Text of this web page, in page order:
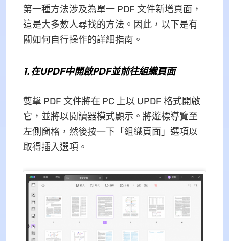
第一種方法涉及為單一 PDF 文件新增頁面，
這是大多數人尋找的方法。因此，以下是有
關如何自行操作的詳細指南。
1. 在UPDF中開啟PDF並前往組織頁面
雙擊 PDF 文件將在 PC 上以 UPDF 格式開啟
它，並將以閱讀器模式顯示。將遊標導覽至
左側窗格，然後按一下「組織頁面」選項以
取得插入選項。